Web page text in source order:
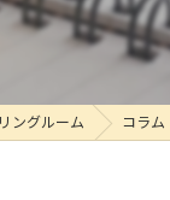
ングルーム コラム